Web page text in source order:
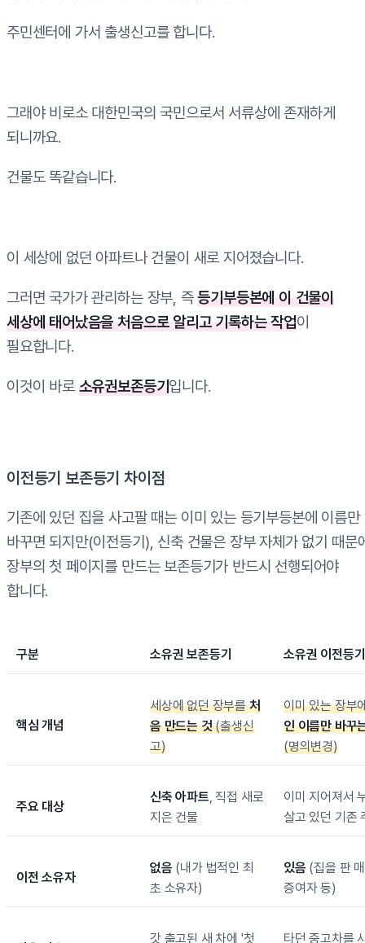
주민센터에 가서 출생신고를 합니다.
그래야 비로소 대한민국의 국민으로서 서류상에 존재하게
되니까요.
건물도 똑같습니다.
이 세상에 없던 아파트나 건물이 새로 지어졌습니다.
그러면 국가가 관리하는 장부, 즉등기부등본에 이 건물이
세상에 태어났음을 처음으로 알리고 기록하는 작업이
필요합니다.
이것이 바로 소유권보존등기입니다.
이전등기 보존등기 차이점
기존에 있던 집을 사고팔 때는 이미 있는 등기부등본에 이름만
바꾸면 되지만(이전등기), 신축 건물은 장부 자체가 없기 때문
장부의 첫 페이지를 만드는 보존등기가 반드시 선행되어야
합니다.
구분 소유권 보존등기 소유권 이전등기
핵심 개념
세상에 없던 장부를처
음 만드는 것(출생신
고)
이미 있는 장부
인 이름만 바꾸
(명의변경)
주요 대상
신축 아파트, 직접 새로
지은 건물
이미 지어져서
살고 있던 기존
이전 소유자
없음 (내가 법적인 최
초 소유자)
있음 (집을 판
증여자 등)
갓 출고된 새 차에 '첫 타던 중고차를